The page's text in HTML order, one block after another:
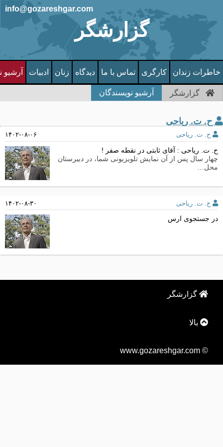
گزارشگر
info@gozareshgar.com
خاطرات زندان کارگری تماس با ما دیدگاه زنان ادبیات آرشیو
گزارشگر آرشیو نویسندگان
ح. ت. ریاحی
ح. ت. ریاحی ۱۴۰۲-۰۸-۰۶
ح. ت. ریاحی : آقای ثابتی در نقطه صفر !
چهار سال پس از آن نمایش تلویزیونی شما، در دبیرستان
محل…
ح. ت. ریاحی ۱۴۰۲-۰۸-۳۰
در جستجوی ارس
گزارشگر
بالا
© www.gozareshgar.com